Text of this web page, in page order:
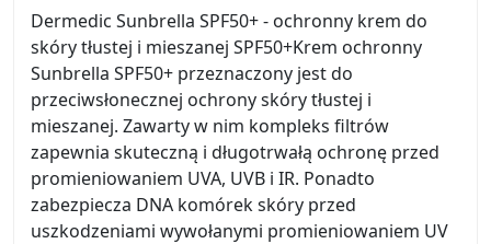
Dermedic Sunbrella SPF50+ - ochronny krem do
skóry tłustej i mieszanej SPF50+Krem ochronny
Sunbrella SPF50+ przeznaczony jest do
przeciwsłonecznej ochrony skóry tłustej i
mieszanej. Zawarty w nim kompleks filtrów
zapewnia skuteczną i długotrwałą ochronę przed
promieniowaniem UVA, UVB i IR. Ponadto
zabezpiecza DNA komórek skóry przed
uszkodzeniami wywołanymi promieniowaniem UV